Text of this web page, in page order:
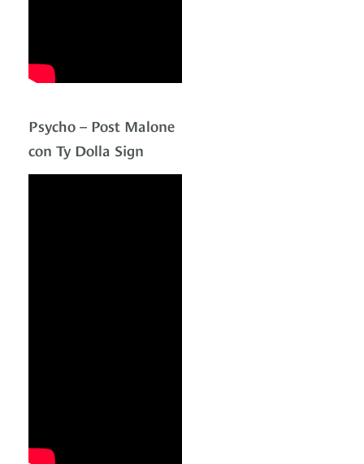
Psycho – Post Malone
con Ty Dolla Sign